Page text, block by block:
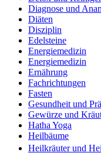
Diagnose und
Diäten
Disziplin
Edelsteine
Energiemedizin
Energiemedizin
Ernährung
Fachrichtungen
Fasten
Gesundheit und
Gewürze und
Hatha Yoga
Heilbäume
Heilkräuter und